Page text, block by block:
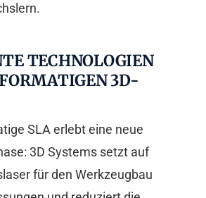
TECHNOLOGIEN
3D-D
SLA erlebt eine neue
3D Systems setzt auf
für den Werkzeugbau